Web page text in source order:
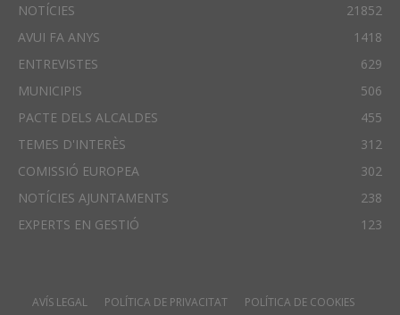
NOTÍCIES
21852
AVUI FA ANYS
1418
ENTREVISTES
629
MUNICIPIS
506
PACTE DELS ALCALDES
455
TEMES D'INTERÈS
312
COMISSIÓ EUROPEA
302
NOTÍCIES AJUNTAMENTS
238
EXPERTS EN GESTIÓ
123
AVÍS LEGAL POLÍTICA DE PRIVACITAT
POLÍTICA DE COOKIES